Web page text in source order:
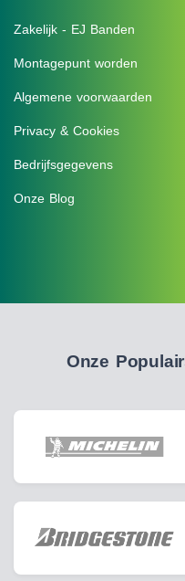
Zakelijk - EJ Banden
Montagepunt worden
Algemene voorwaarden
Privacy & Cookies
Bedrijfsgegevens
Onze Blog
Onze